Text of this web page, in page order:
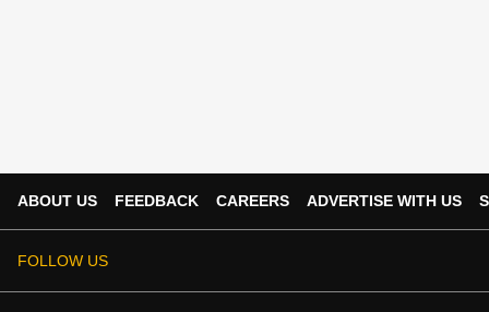
ABOUT US FEEDBACK CAREERS ADVERTISE WITH US
FOLLOW US